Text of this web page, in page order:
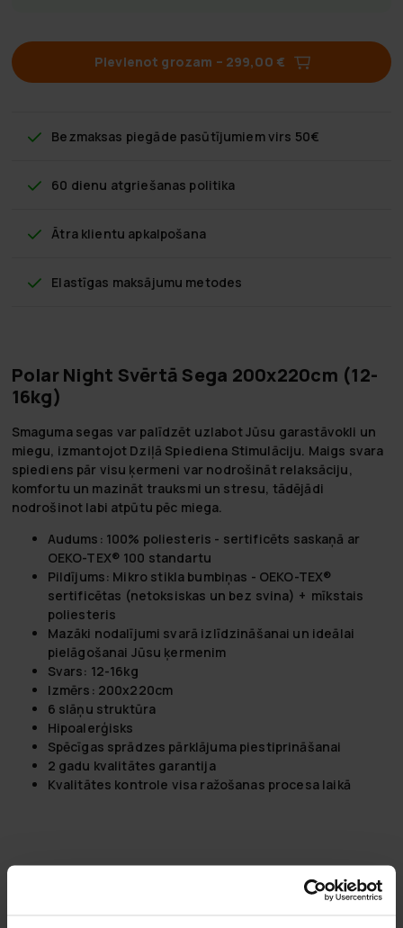
Pievienot grozam – 299,00 €
Bezmaksas piegāde pasūtījumiem virs 50€
60 dienu atgriešanas politika
Ātra klientu apkalpošana
Elastīgas maksājumu metodes
Polar Night Svērtā Sega 200x220cm (12-
16kg)
Smaguma segas var palīdzēt uzlabot Jūsu garastāvokli un
miegu, izmantojot Dziļā Spiediena Stimulāciju. Maigs svara
spiediens pār visu ķermeni var nodrošināt relaksāciju,
komfortu un mazināt trauksmi un stresu, tādējādi
nodrošinot labi atpūtu pēc miega.
Audums: 100% poliesteris - sertificēts saskaņā ar
OEKO-TEX® 100 standartu
Pildījums: Mikro stikla bumbiņas - OEKO-TEX®
sertificētas (netoksiskas un bez svina) + mīkstais
poliesteris
Mazāki nodalījumi svarā izlīdzināšanai un ideālai
pielāgošanai Jūsu ķermenim
Svars: 12-16kg
Izmērs: 200x220cm
6 slāņu struktūra
Hipoalerģisks
Spēcīgas sprādzes pārklājuma piestiprināšanai
2 gadu kvalitātes garantija
Kvalitātes kontrole visa ražošanas procesa laikā
Balstoties uz 15 autsauksmēm